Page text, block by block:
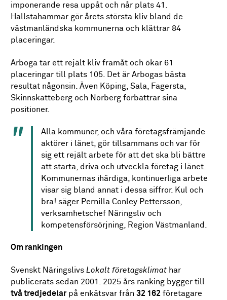
imponerande resa uppåt och når plats 41.
Hallstahammar gör årets största kliv bland de
västmanländska kommunerna och klättrar 84
placeringar.
Arboga tar ett rejält kliv framåt och ökar 61
placeringar till plats 105. Det är Arbogas bästa
resultat någonsin. Även Köping, Sala, Fagersta,
Skinnskatteberg och Norberg förbättrar sina
positioner.
Alla kommuner, och våra företagsfrämjande
aktörer i länet, gör tillsammans och var för
sig ett rejält arbete för att det ska bli bättre
att starta, driva och utveckla företag i länet.
Kommunernas ihärdiga, kontinuerliga arbete
visar sig bland annat i dessa siffror. Kul och
bra! säger Pernilla Conley Pettersson,
verksamhetschef Näringsliv och
kompetensförsörjning, Region Västmanland.
Om rankingen
Svenskt NäringslivsLokalt företagsklimat har
publicerats sedan 2001. 2025 års ranking bygger till
två tredjedelarpå enkätsvar från32 162 företagare